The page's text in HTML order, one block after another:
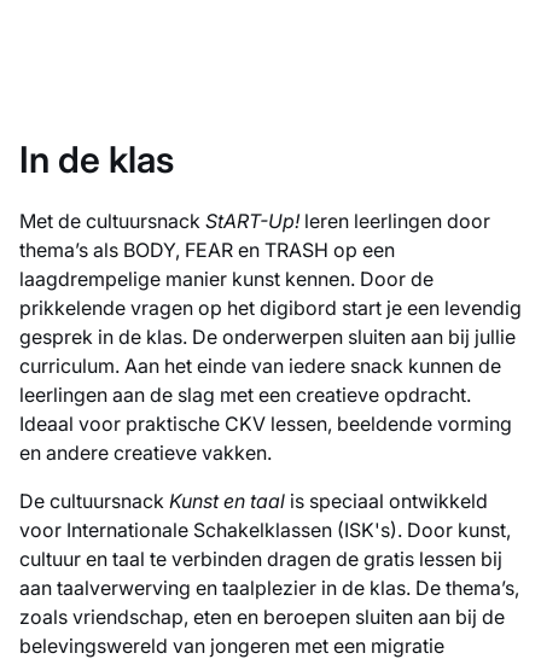
In de klas
Met de cultuursnack StART-Up!leren leerlingen door
thema’s als BODY, FEAR en TRASH op een
laagdrempelige manier kunst kennen. Door de
prikkelende vragen op het digibord start je een levendig
gesprek in de klas. De onderwerpen sluiten aan bij jullie
curriculum. Aan het einde van iedere snack kunnen de
leerlingen aan de slag met een creatieve opdracht.
Ideaal voor praktische CKV lessen, beeldende vorming
en andere creatieve vakken.
De cultuursnack Kunst en taal is speciaal ontwikkeld
voor Internationale Schakelklassen (ISK's). Door kunst,
cultuur en taal te verbinden dragen de gratis lessen bij
aan taalverwerving en taalplezier in de klas. De thema’s,
zoals vriendschap, eten en beroepen sluiten aan bij de
belevingswereld van jongeren met een migratie